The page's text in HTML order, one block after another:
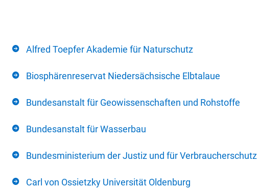
Alfred Toepfer Akademie für Naturschutz
Biosphärenreservat Niedersächsische Elbtalaue
Bundesanstalt für Geowissenschaften und Rohstoffe
Bundesanstalt für Wasserbau
Bundesministerium der Justiz und für Verbraucherschutz
Carl von Ossietzky Universität Oldenburg